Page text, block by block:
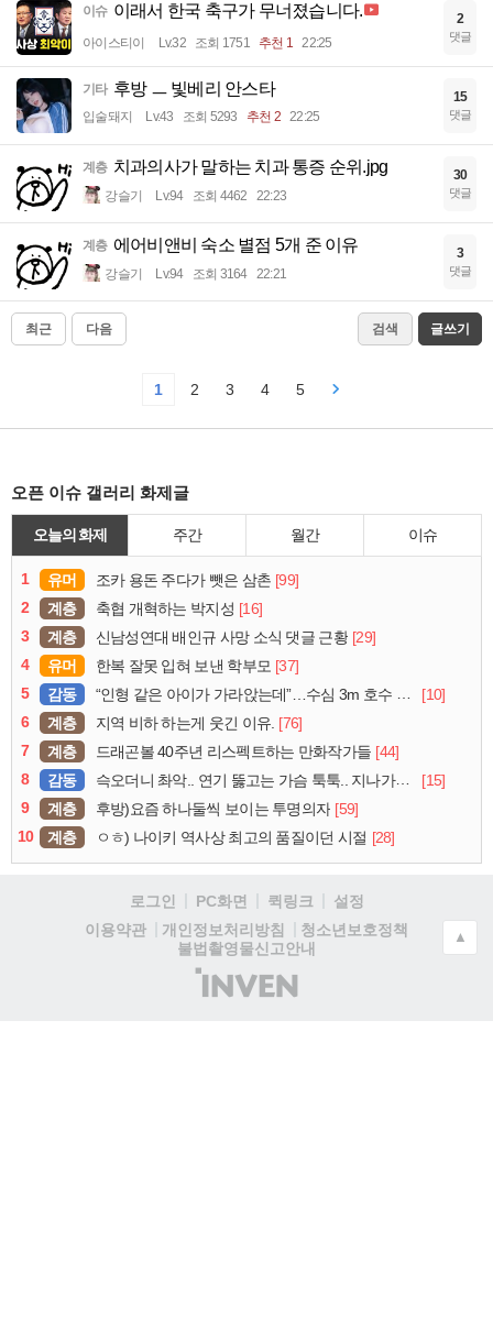
이슈 이래서 한국 축구가 무너졌습니다.
아이스티이 Lv.32 조회 1751 추천 1 22:25
2
댓글
기타 후방 ㅡ 빛베리 안스타
입술돼지 Lv.43 조회 5293 추천 2 22:25
15
댓글
계층 치과의사가 말하는 치과 통증 순위.jpg
강슬기 Lv.94 조회 4462 22:23
30
댓글
계층 에어비앤비 숙소 별점 5개 준 이유
강슬기 Lv.94 조회 3164 22:21
3
댓글
최근 다음 검색 글쓰기
1 2 3 4 5
오픈 이슈 갤러리 화제글
오늘의 화제 주간 월간 이슈
1 유머 조카 용돈 주다가 뺏은 삼촌 [99]
2
계층 축협 개혁하는 박지성 [16]
3
계층 신남성연대 배인규 사망 소식 댓글 근황 [29]
4
유머 한복 잘못 입혀 보낸 학부모 [37]
5
감동 “인형 같은 아이가 가라앉는데”…수심 3m 호수 뛰어든 60대 의인
[10]
6
계층 지역 비하 하는게 웃긴 이유. [76]
7
계층 드래곤볼 40주년 리스펙트하는 만화작가들 [44]
8
감동 슥오더니 촤악.. 연기 뚫고는 가슴 툭툭.. 지나가던 아재의 정체
[15]
9
계층 후방)요즘 하나둘씩 보이는 투명의자 [59]
10
계층 ㅇㅎ) 나이키 역사상 최고의 품질이던 시절 [28]
로그인 PC화면 퀵링크
설정
이용약관
개인정보처리방침
청소년보호정책
불법촬영물신고안내
(주)
인
▲